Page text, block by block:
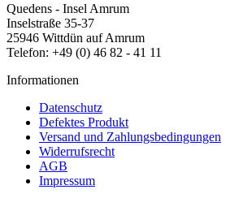
Quedens - Insel Amrum
Inselstraße 35-37
25946 Wittdün auf Amrum
Telefon: +49 (0) 46 82 - 41 11
Informationen
Datenschutz
Defektes Produkt
Versand und Zahlungsbedingungen
Widerrufsrecht
AGB
Impressum